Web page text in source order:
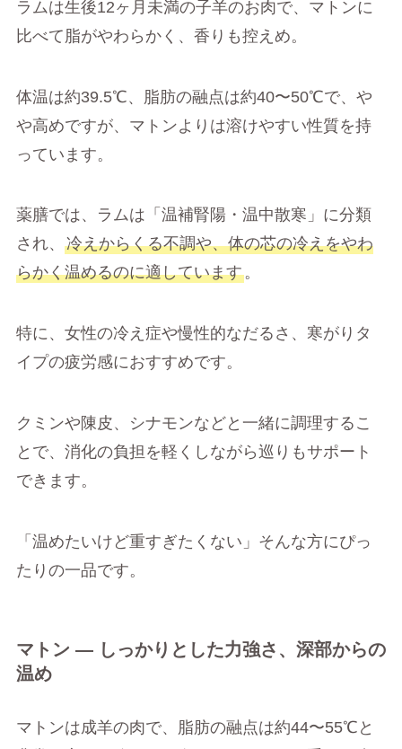
ラムは生後12ヶ月未満の子羊のお肉で、マトンに
比べて脂がやわらかく、香りも控えめ。
体温は約39.5℃、脂肪の融点は約40〜50℃で、や
や高めですが、マトンよりは溶けやすい性質を持
っています。
薬膳では、ラムは「温補腎陽・温中散寒」に分類
され、 冷えからくる不調や、体の芯の冷えをやわ
らかく温めるのに適しています。
特に、女性の冷え症や慢性的なだるさ、寒がりタ
イプの疲労感におすすめです。
クミンや陳皮、シナモンなどと一緒に調理するこ
とで、消化の負担を軽くしながら巡りもサポート
できます。
「温めたいけど重すぎたくない」そんな方にぴっ
たりの一品です。
マトン ― しっかりとした力強さ、深部からの
温め
マトンは成羊の肉で、脂肪の融点は約44〜55℃と